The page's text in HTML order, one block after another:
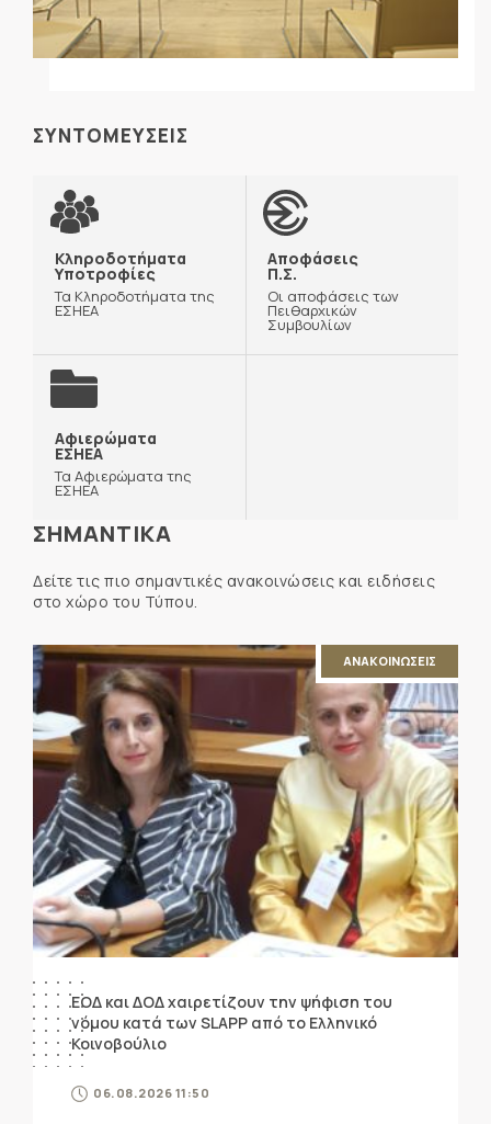
ΣΥΝΤΟΜΕΥΣΕΙΣ
Κληροδοτήματα
Υποτροφίες
Τα Κληροδοτήματα της
ΕΣΗΕΑ
Αποφάσεις
Π.Σ.
Οι αποφάσεις των
Πειθαρχικών
Συμβουλίων
Αφιερώματα
ΕΣΗΕΑ
Τα Αφιερώματα της
ΕΣΗΕΑ
ΣΗΜΑΝΤΙΚΑ
Δείτε τις πιο σημαντικές ανακοινώσεις και ειδήσεις
στο χώρο του Τύπου.
ΑΝΑΚΟΙΝΩΣΕΙΣ
ΕΟΔ και ΔΟΔ χαιρετίζουν την ψήφιση του
νόμου κατά των SLAPP από το Ελληνικό
Κοινοβούλιο
06.08.2026 11:50